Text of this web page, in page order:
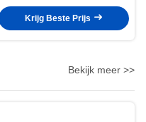
Krijg Beste Prijs
Bekijk meer >>